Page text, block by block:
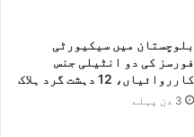
بلوچستان میں سیکیورٹی
فورسز کی دو انٹیلی جنس
کارروائیاں، 12 دہشت گرد ہلاک
3 دن پہلے